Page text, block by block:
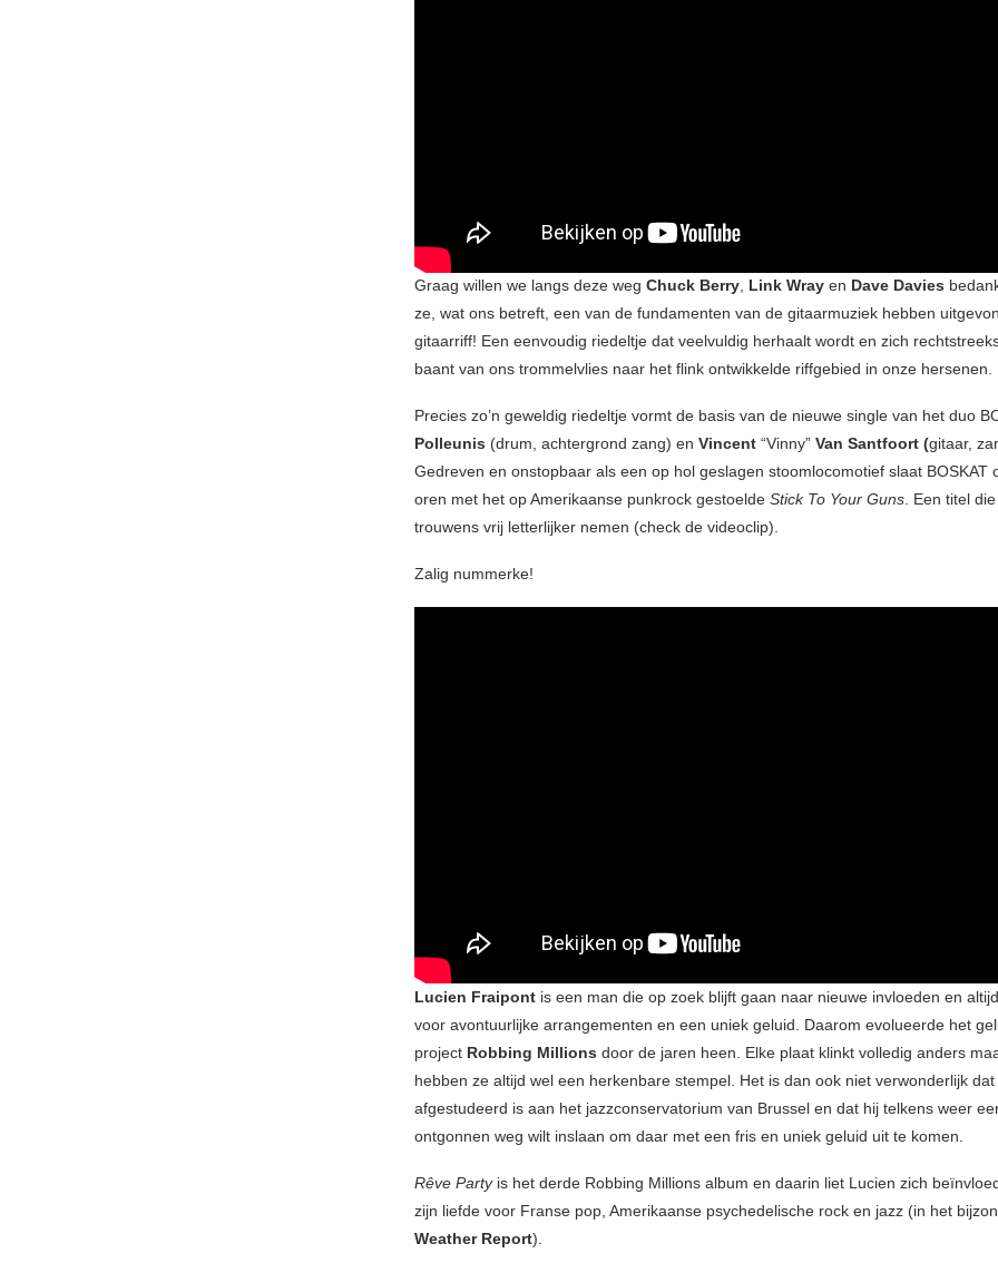
Graag willen we langs deze weg Chuck Berry, Link Wray en Dave Davies
ze, wat ons betreft, een van de fundamenten van de gitaarmuziek hebben
gitaarriff! Een eenvoudig riedeltje dat veelvuldig herhaalt wordt en zich
baant van ons trommelvlies naar het flink ontwikkelde riffgebied in onze hersenen.
Precies zo’n geweldig riedeltje vormt de basis van de nieuwe single van het duo
Polleunis (drum, achtergrond zang) en Vincent “Vinny” Van Santfoort (gitaar,
Gedreven en onstopbaar als een op hol geslagen stoomlocomotief slaat BOSKAT
oren met het op Amerikaanse punkrock gestoelde Stick To Your Guns. Een titel
trouwens vrij letterlijker nemen (check de videoclip).
Zalig nummerke!
Lucien Fraipont is een man die op zoek blijft gaan naar nieuwe invloeden en
voor avontuurlijke arrangementen en een uniek geluid. Daarom evolueerde het
project Robbing Millions door de jaren heen. Elke plaat klinkt volledig anders
hebben ze altijd wel een herkenbare stempel. Het is dan ook niet verwonderlijk
afgestudeerd is aan het jazzconservatorium van Brussel en dat hij telkens weer
ontgonnen weg wilt inslaan om daar met een fris en uniek geluid uit te komen.
Rêve Partyis het derde Robbing Millions album en daarin liet Lucien zich
zijn liefde voor Franse pop, Amerikaanse psychedelische rock en jazz (in het
Weather Report).